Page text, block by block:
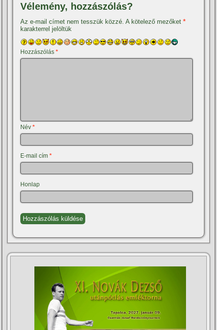
Vélemény, hozzászólás?
Az e-mail címet nem tesszük közzé. A kötelező mezőket*
karakterrel jelöltük
Hozzászólás*
Név*
E-mail cím*
Honlap